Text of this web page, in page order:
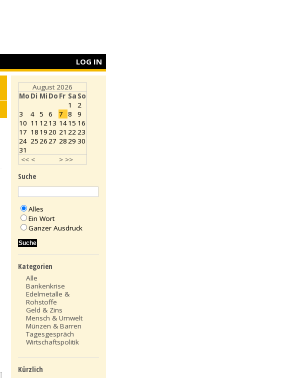
LOG IN
August 2026
Mo Di Mi Do Fr Sa So
<< < > >>
1
2
3
4 5 6 7 8
9
10 11 1213 1415 16
17 18 1920 21 2223
24 252627 2829 30
31
Suche
Alles
Ein Wort
Ganzer Ausdruck
Kategorien
Alle
Bankenkrise
Edelmetalle &
Rohstoffe
Geld & Zins
Mensch & Umwelt
Münzen & Barren
Tagesgespräch
Wirtschaftspolitik
Kürzlich